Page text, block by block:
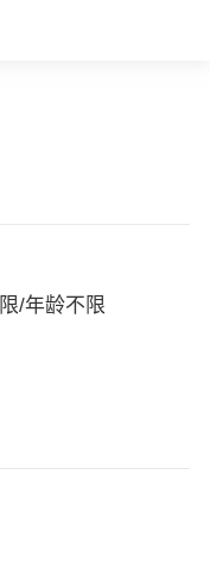
/年龄不限